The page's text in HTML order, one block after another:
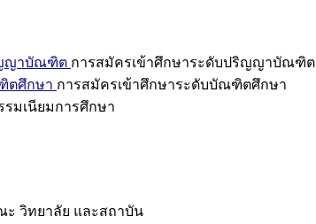
ญญาบัณฑิต การสมัครเข้าศึกษาระดับปริญญาบัณฑิต
ตศึกษา การสมัครเข้าศึกษาระดับบัณฑิตศึกษา
รมเนียมการศึกษา
ะ วิทยาลัย และสถาบัน